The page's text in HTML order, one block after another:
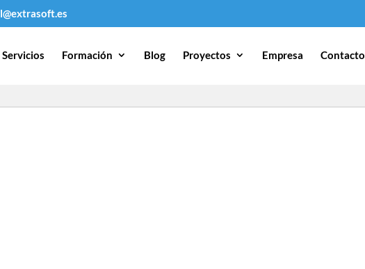
Servicios Formación Blog Proyectos Empresa Contacto